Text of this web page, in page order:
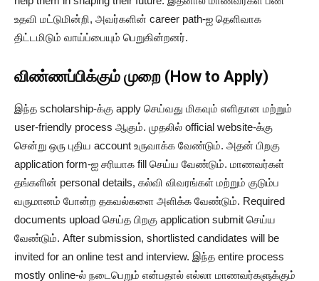
உதவி மட்டுமின்றி, அவர்களின் career path-ஐ தெளிவாக
திட்டமிடும் வாய்ப்பையும் பெறுகின்றனர்.
விண்ணப்பிக்கும் முறை (How to Apply)
இந்த scholarship-க்கு apply செய்வது மிகவும் எளிதான மற்றும்
user-friendly process ஆகும். முதலில் official website-க்கு
சென்று ஒரு புதிய account உருவாக்க வேண்டும். அதன் பிறகு
application form-ஐ சரியாக fill செய்ய வேண்டும். மாணவர்கள்
தங்களின் personal details, கல்வி விவரங்கள் மற்றும் குடும்ப
வருமானம் போன்ற தகவல்களை அளிக்க வேண்டும். Required
documents upload செய்த பிறகு application submit செய்ய
வேண்டும். After submission, shortlisted candidates will be
invited for an online test and interview. இந்த entire process
mostly online-ல் நடைபெறும் என்பதால் எல்லா மாணவர்களுக்கும்